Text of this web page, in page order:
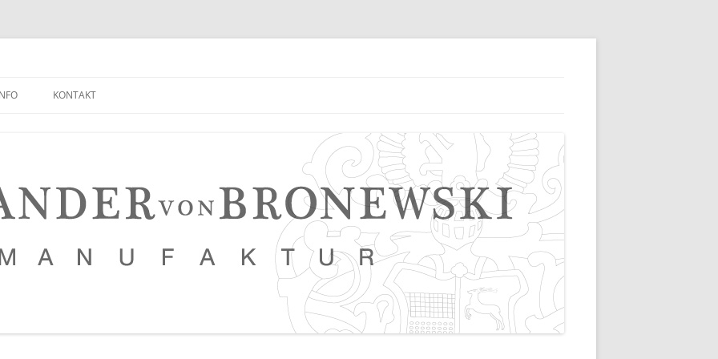
NETZWERK
PRESSE, VERANSTALTUNGEN,
KONTAKT